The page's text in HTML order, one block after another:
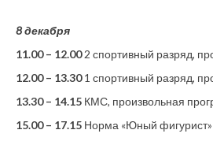
8 декабря
11.00 – 12.002 спортивный разряд,
12.00 – 13.301 спортивный разряд,
13.30 – 14.15 КМС, произвольная
15.00 – 17.15 Норма «Юный фигурист»